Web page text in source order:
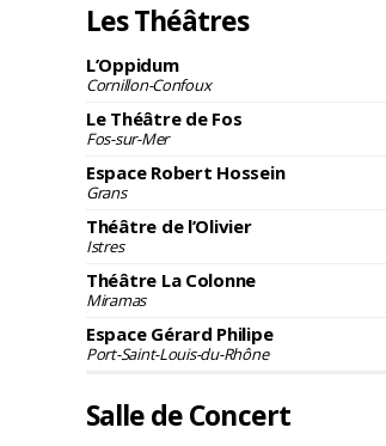
Les Théâtres
L’Oppidum
Cornillon-Confoux
Le Théâtre de Fos
Fos-sur-Mer
Espace Robert Hossein
Grans
Théâtre de l’Olivier
Istres
Théâtre La Colonne
Miramas
Espace Gérard Philipe
Port-Saint-Louis-du-Rhône
Salle de Concert